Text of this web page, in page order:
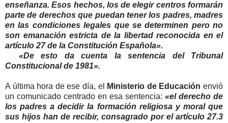
enseñanza. Esos hechos, los de elegir centros formarán
parte de derechos que puedan tener los padres, madres
en las condiciones legales que se determinen pero no
son emanación estricta de la libertad reconocida en el
artículo 27 de la Constitución Española».
«De esto da cuenta la sentencia del Tribunal
Constitucional de 1981».
A última hora de ese día, el Ministerio de Educación envió
un comunicado centrado en esa sentencia: «el derecho de
los padres a decidir la formación religiosa y moral que
sus hijos han de recibir, consagrado por el artículo 27.3